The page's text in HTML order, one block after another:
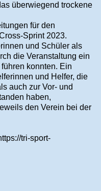
überwiegend trockene
für den
Sprint 2023.
und Schüler als
die Veranstaltung ein
konnten. Ein
und Helfer, die
auch zur Vor- und
haben,
den Verein bei der
tri-sport-